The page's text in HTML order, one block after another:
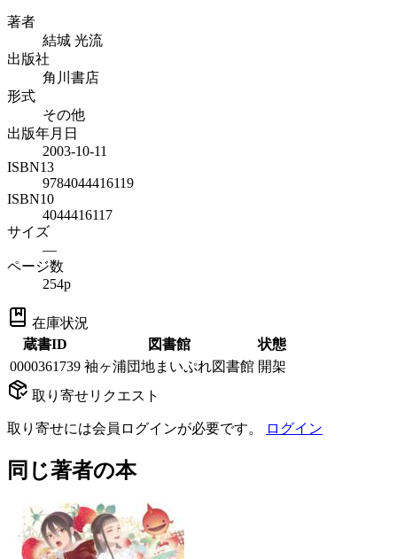
著者
結城 光流
出版社
角川書店
形式
その他
出版年月日
2003-10-11
ISBN13
9784044416119
ISBN10
4044416117
サイズ
—
ページ数
254p
在庫状況
蔵書ID
図書館
状態
0000361739 袖ヶ浦団地まいぷれ図書館 開架
取り寄せリクエスト
取り寄せには会員ログインが必要です。 ログイン
同じ著者の本